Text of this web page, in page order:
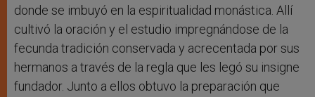
donde se imbuyó en la espiritualidad monástica. Allí
cultivó la oración y el estudio impregnándose de la
fecunda tradición conservada y acrecentada por sus
hermanos a través de la regla que les legó su insigne
fundador. Junto a ellos obtuvo la preparación que